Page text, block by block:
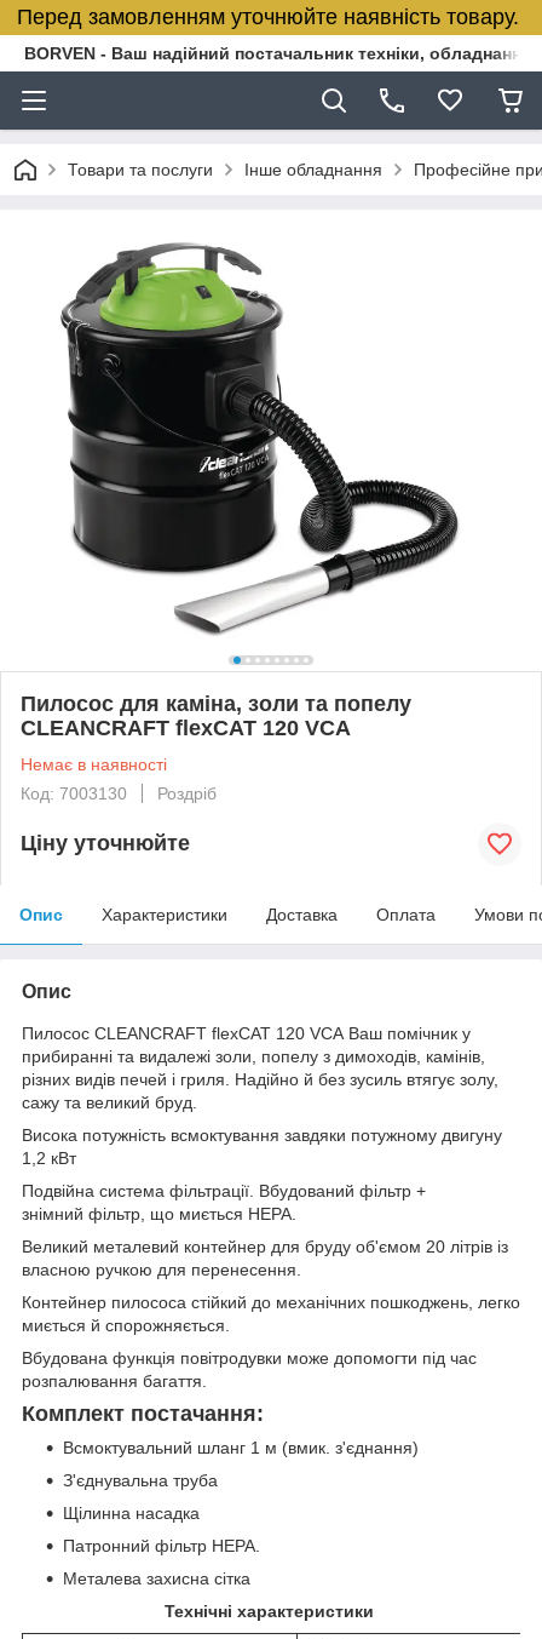
Перед замовленням уточнюйте наявність товару.
BORVEN - Ваш надійний постачальник техніки, обладнання
Товари та послуги Інше обладнання Професійне
Пилосос для каміна, золи та попелу
CLEANCRAFT flexCAT 120 VCA
Немає в наявності
Код: 7003130
Роздріб
Ціну уточнюйте
Опис Характеристики Доставка Оплата Умови
Опис
Пилосос CLEANCRAFT flexCAT 120 VCA Ваш помічник у
прибиранні та видалежі золи, попелу з димоходів, камінів,
різних видів печей і гриля. Надійно й без зусиль втягує золу,
сажу та великий бруд.
Висока потужність всмоктування завдяки потужному двигуну
1,2 кВт
Подвійна система фільтрації. Вбудований фільтр +
знімний фільтр, що миється HEPA.
Великий металевий контейнер для бруду об'ємом 20 літрів із
власною ручкою для перенесення.
Контейнер пилососа стійкий до механічних пошкоджень, легко
миється й спорожняється.
Вбудована функція повітродувки може допомогти під час
розпалювання багаття.
Комплект постачання:
Всмоктувальний шланг 1 м (вмик. з'єднання)
З'єднувальна труба
Щілинна насадка
Патронний фільтр HEPA.
Металева захисна сітка
Технічні характеристики